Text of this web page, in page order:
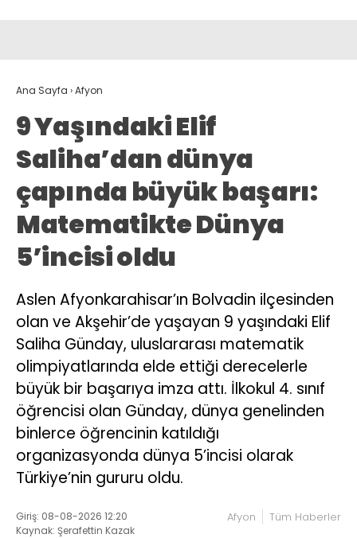
Ana Sayfa ›Afyon
9 Yaşındaki Elif
Saliha’dan dünya
çapında büyük başarı:
Matematikte Dünya
5’incisi oldu
Aslen Afyonkarahisar’ın Bolvadin ilçesinden
olan ve Akşehir’de yaşayan 9 yaşındaki Elif
Saliha Günday, uluslararası matematik
olimpiyatlarında elde ettiği derecelerle
büyük bir başarıya imza attı. İlkokul 4. sınıf
öğrencisi olan Günday, dünya genelinden
binlerce öğrencinin katıldığı
organizasyonda dünya 5’incisi olarak
Türkiye’nin gururu oldu.
Giriş: 08-08-2026 12:20
Kaynak: Şerafettin Kazak
Afyon Tüm Haberler